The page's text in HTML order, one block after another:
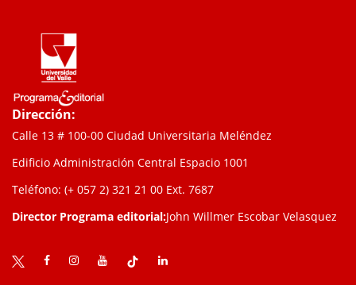
Dirección:
Calle 13 # 100-00 Ciudad Universitaria Meléndez
Edificio Administración Central Espacio 1001
Teléfono: (+ 057 2) 321 21 00 Ext. 7687
Director Programa editorial:John Willmer Escobar Velasquez